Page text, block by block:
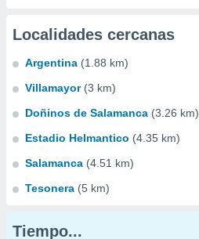
Localidades cercanas
Argentina (1.88 km)
Villamayor (3 km)
Doñinos de Salamanca (3.26 km)
Estadio Helmantico (4.35 km)
Salamanca (4.51 km)
Tesonera (5 km)
Tiempo...